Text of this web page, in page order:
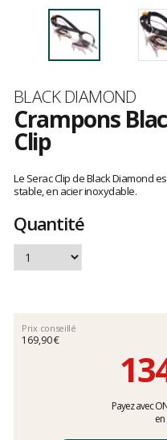
Marque
BLACK DIAMOND
Crampons
Clip
avis
clients
Le Serac Clip de Black Diamond
stable, en acier inoxydable.
Quantité
Prix conseillé
169,90 €
Payez avec
en